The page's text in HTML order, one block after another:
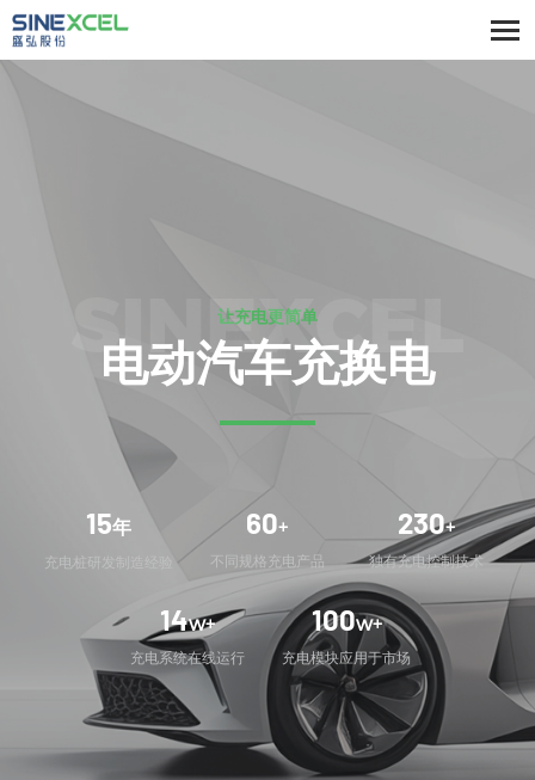
让充电更简单
电动汽车充换电
SINEXCEL
15年
充电桩研发制造经验
60+
不同规格充电产品
230+
独有充电控制技术
14w+
充电系统在线运行
100w+
充电模块应用于市场